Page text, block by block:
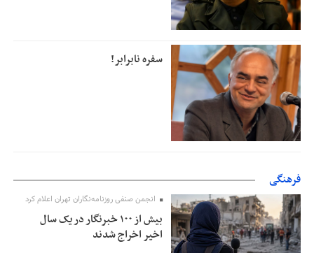
سفره نابرابر!
فرهنگی
انجمن صنفی روزنامه‌نگاران تهران اعلام کرد
بیش از ۱۰۰ خبرنگار در یک سال
اخیر اخراج شدند